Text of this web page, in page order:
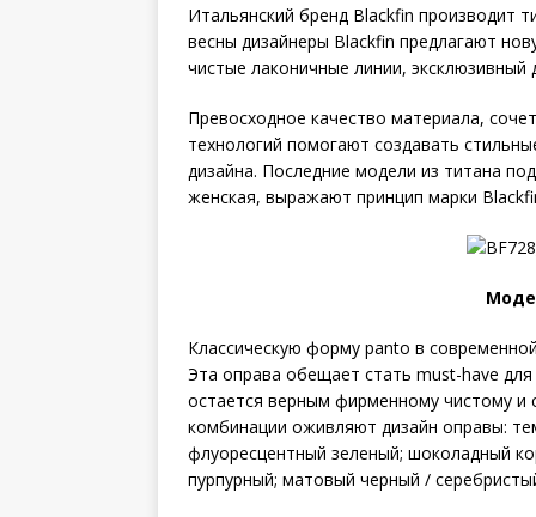
Итальянский бренд Blackfin производит
весны дизайнеры Blackfin предлагают
чистые лаконичные линии, эксклюзивный
Превосходное качество материала,
технологий помогают создавать
дизайна. Последние модели из титана
женская, выражают принцип марки
Классическую форму panto в
Эта оправа обещает стать must-have
остается верным фирменному чистому
комбинации оживляют дизайн оправы:
флуоресцентный зеленый; шоколадный
пурпурный; матовый черный /